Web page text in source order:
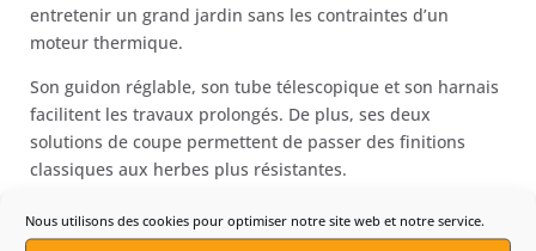
Nous utilisons des cookies pour optimiser notre site web et notre service.
entretenir un grand jardin sans les contraintes d’un
moteur thermique.
Son guidon réglable, son tube télescopique et son harnais
facilitent les travaux prolongés. De plus, ses deux
solutions de coupe permettent de passer des finitions
classiques aux herbes plus résistantes.
Enfin, son moteur sans balais et son système de batterie
36 V simplifient l’entretien quotidien. Ce modèle